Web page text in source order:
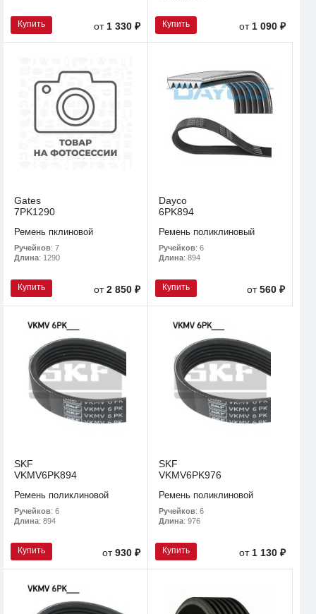
Купить от 1 330 ₽ Купить от 1 090 ₽
Gates
7PK1290
Ремень пклиновой
Ручейков: 7
Длина: 1290
Купить от2 850 ₽
Dayco
6PK894
Ремень поликлиновый
Ручейков: 6
Длина: 894
Купить от560 ₽
SKF
VKMV6PK894
Ремень поликлиновой
Ручейков: 6
Длина: 894
Купить от930 ₽
SKF
VKMV6PK976
Ремень поликлиновой
Ручейков: 6
Длина: 976
Купить от 1 130 ₽